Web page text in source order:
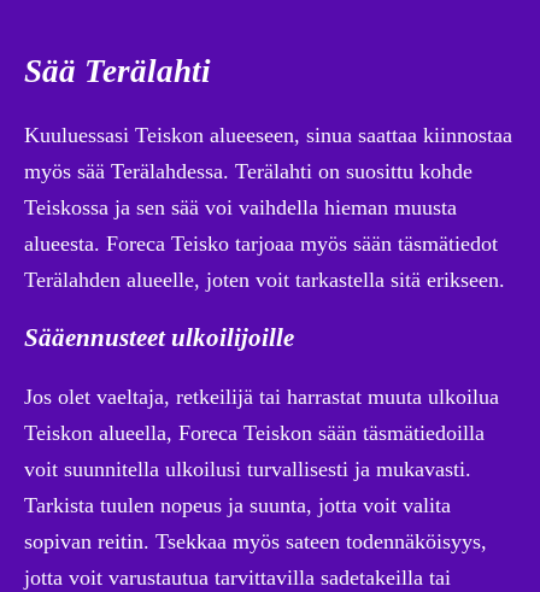
Sää Terälahti
Kuuluessasi Teiskon alueeseen, sinua saattaa kiinnostaa
myös sää Terälahdessa. Terälahti on suosittu kohde
Teiskossa ja sen sää voi vaihdella hieman muusta
alueesta. Foreca Teisko tarjoaa myös sään täsmätiedot
Terälahden alueelle, joten voit tarkastella sitä erikseen.
Sääennusteet ulkoilijoille
Jos olet vaeltaja, retkeilijä tai harrastat muuta ulkoilua
Teiskon alueella, Foreca Teiskon sään täsmätiedoilla
voit suunnitella ulkoilusi turvallisesti ja mukavasti.
Tarkista tuulen nopeus ja suunta, jotta voit valita
sopivan reitin. Tsekkaa myös sateen todennäköisyys,
jotta voit varustautua tarvittavilla sadetakeilla tai